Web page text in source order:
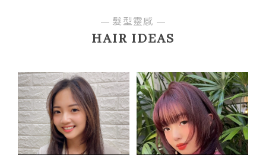
HAIR IDEAS
髮型靈感